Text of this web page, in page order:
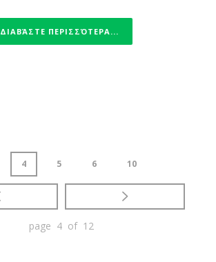
ΔΙΑΒΆΣΤΕ ΠΕΡΙΣΣΌΤΕΡΑ...
4 5 6 10
page 4 of 12